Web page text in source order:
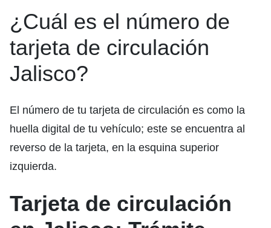
¿Cuál es el número de
tarjeta de circulación
Jalisco?
El número de tu tarjeta de circulación es como la
huella digital de tu vehículo; este se encuentra al
reverso de la tarjeta, en la esquina superior
izquierda.
Tarjeta de circulación